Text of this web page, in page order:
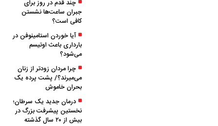
چند قدم در روز برای
جبران ساعت‌ها نشستن
کافی است؟
آیا خوردن استامینوفن در
بارداری باعث اوتیسم
می‌شود؟
چرا مردان زودتر از زنان
می‌میرند؟/ پشت پرده یک
بحران خاموش
درمان جدید یک سرطان؛
نخستین پیشرفت بزرگ در
بیش از ۲۰ سال گذشته